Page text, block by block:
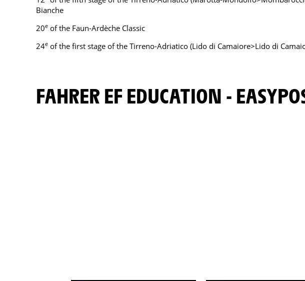
Bianche
20e of the Faun-Ardèche Classic
24e of the first stage of the Tirreno-Adriatico (Lido di Camaiore>Lido di
FAHRER EF EDUCATION -